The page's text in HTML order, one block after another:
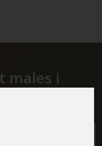
males i